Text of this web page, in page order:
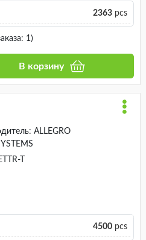
2363pcs
1)
В корзину
ALLEGRO
T
4500pcs